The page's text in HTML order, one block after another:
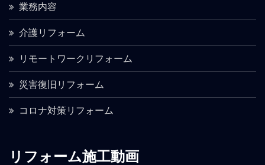
業務内容
介護リフォーム
リモートワークリフォーム
災害復旧リフォーム
コロナ対策リフォーム
リフォーム施工動画